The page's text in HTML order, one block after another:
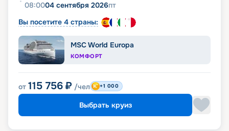
08:0004 сентября 2026пт
Вы посетите 4 страны:
MSC World Europa
КОМФОРТ
от 115 756 ₽ /чел +1 000
Выбрать круиз